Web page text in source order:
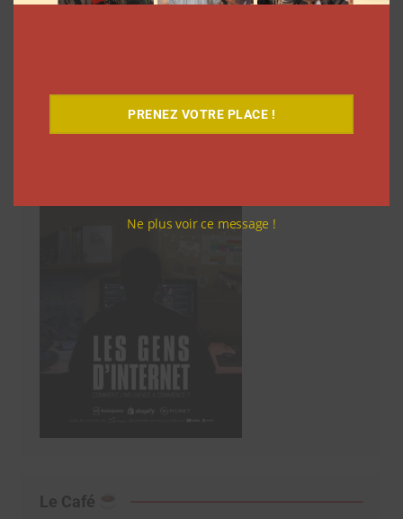
Découvrez notre documentaire
Le Café
PRENEZ VOTRE PLACE !
Ne plus voir ce message !